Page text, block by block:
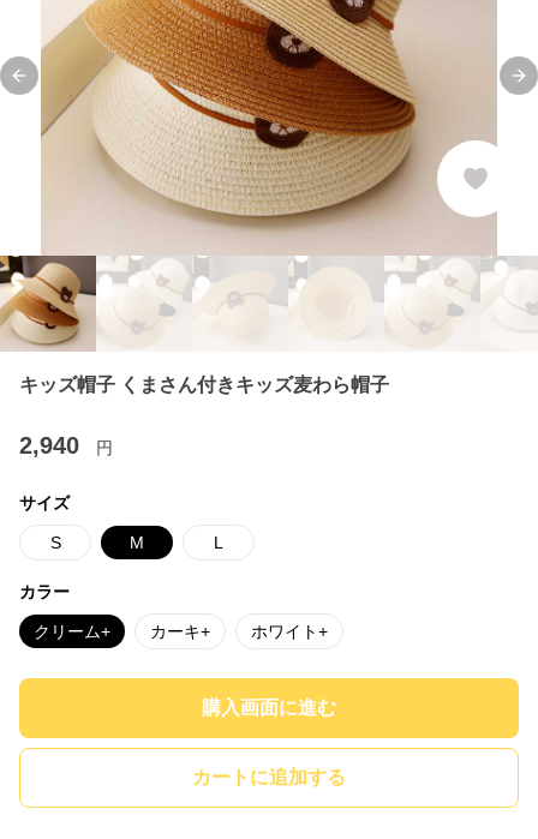
Previous slide
キッズ帽子 くまさん付きキッズ麦わら帽子
2,940 円
サイズ
S M L
カラー
クリーム+ カーキ+ ホワイト+
購入画面に進む
カートに追加する